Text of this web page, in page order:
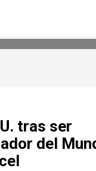
tras ser
del